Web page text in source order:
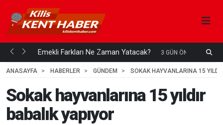
mi... Emekli Farkları Ne Zaman Yatacak? 3 GÜN ÖNCE
ANASAYFA
HABERLER GÜNDEM SOKAK HAYVANLARINA 15
Sokak hayvanlarına 15 yıldır
babalık yapıyor